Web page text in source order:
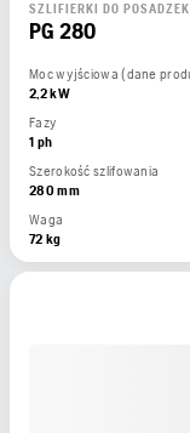
SZLIFIERKI DO POSADZEK
PG 280
2,2 kW
Fazy
1 ph
Szerokość szlifowania
280 mm
Waga
72 kg